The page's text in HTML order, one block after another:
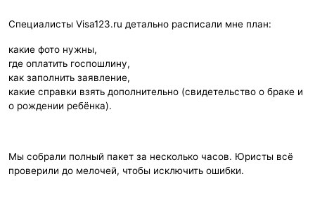
Специалисты Visa123.ru детально расписали мне план:
какие фото нужны,
где оплатить госпошлину,
как заполнить заявление,
какие справки взять дополнительно (свидетельство о браке и
о рождении ребёнка).
Мы собрали полный пакет за несколько часов. Юристы всё
проверили до мелочей, чтобы исключить ошибки.